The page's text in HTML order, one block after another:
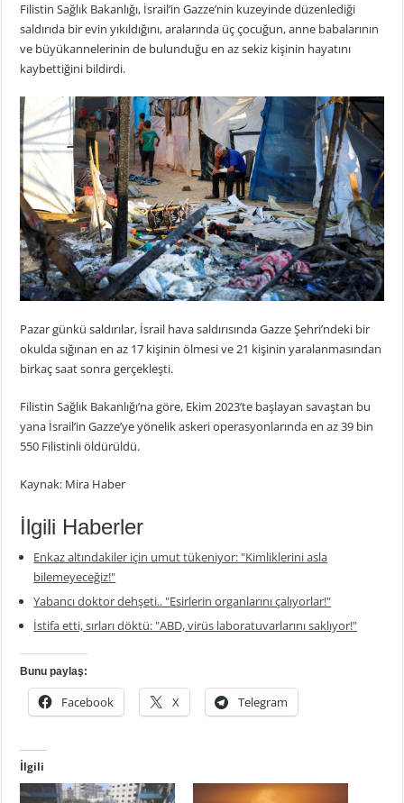
Filistin Sağlık Bakanlığı, İsrail’in Gazze’nin kuzeyinde düzenlediği
saldırıda bir evin yıkıldığını, aralarında üç çocuğun, anne babalarının
ve büyükannelerinin de bulunduğu en az sekiz kişinin hayatını
kaybettiğini bildirdi.
Pazar günkü saldırılar, İsrail hava saldırısında Gazze Şehri’ndeki bir
okulda sığınan en az 17 kişinin ölmesi ve 21 kişinin yaralanmasından
birkaç saat sonra gerçekleşti.
Filistin Sağlık Bakanlığı’na göre, Ekim 2023’te başlayan savaştan bu
yana İsrail’in Gazze’ye yönelik askeri operasyonlarında en az 39 bin
550 Filistinli öldürüldü.
Kaynak: Mira Haber
İlgili Haberler
Enkaz altındakiler için umut tükeniyor: "Kimliklerini asla
bilemeyeceğiz!"
Yabancı doktor dehşeti.. "Esirlerin organlarını çalıyorlar!"
İstifa etti, sırları döktü: "ABD, virüs laboratuvarlarını saklıyor!"
Bunu paylaş:
Facebook X Telegram
İlgili